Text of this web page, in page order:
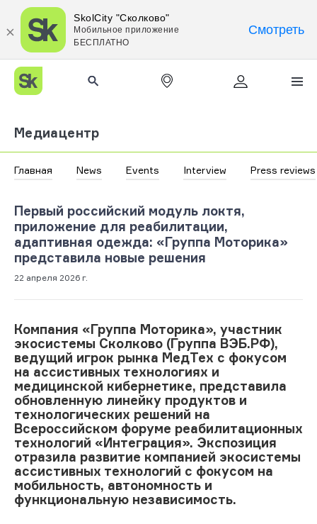
SkolCity "Сколково"
Мобильное приложение
БЕСПЛАТНО
Смотреть
Медиацентр
Главная News Events Interview Press reviews
Первый российский модуль локтя,
приложение для реабилитации,
адаптивная одежда: «Группа Моторика»
представила новые решения
22 апреля 2026 г.
Компания «Группа Моторика», участник
экосистемы Сколково (Группа ВЭБ.РФ),
ведущий игрок рынка МедТех с фокусом
на ассистивных технологиях и
медицинской кибернетике, представила
обновленную линейку продуктов и
технологических решений на
Всероссийском форуме реабилитационных
технологий «Интеграция». Экспозиция
отразила развитие компанией экосистемы
ассистивных технологий с фокусом на
мобильность, автономность и
функциональную независимость.